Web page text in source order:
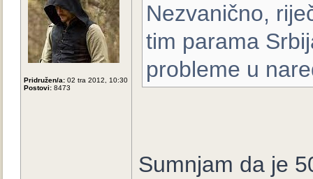
Pridružen/a: 02 tra 2012, 10:30
Postovi: 8473
Nezvanično,
tim parama
probleme u
Sumnjam da je